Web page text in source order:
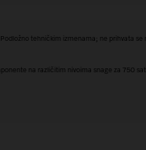
Podložno tehničkim izmenama; ne prihvata
na različitim nivoima snage za 750